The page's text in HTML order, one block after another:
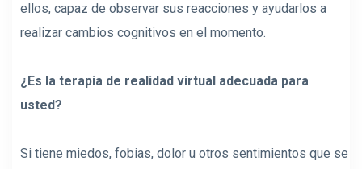
ellos, capaz de observar sus reacciones y ayudarlos a
realizar cambios cognitivos en el momento.
¿Es la terapia de realidad virtual adecuada para
usted?
Si tiene miedos, fobias, dolor u otros sentimientos que se